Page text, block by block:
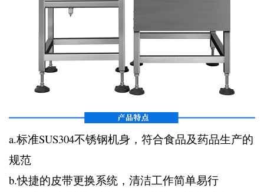
a.标准SUS304不锈钢机身，符合食品及药品生产的
规范
b.快捷的皮带更换系统，清洁工作简单易行